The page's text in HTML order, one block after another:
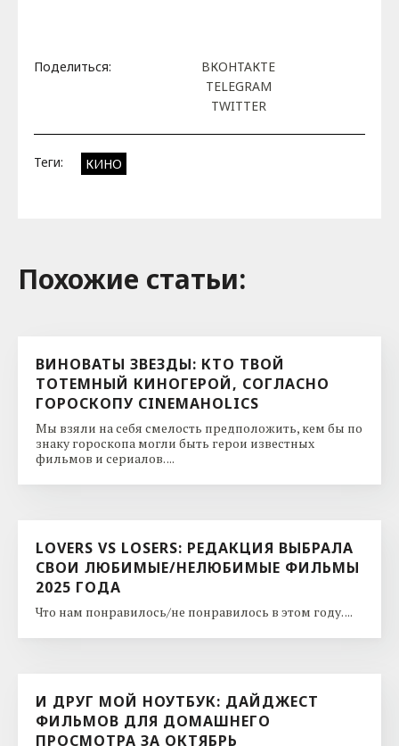
Поделиться:
ВКОНТАКТЕ
TELEGRAM
TWITTER
Теги: КИНО
Похожие cтатьи:
ВИНОВАТЫ ЗВЕЗДЫ: КТО ТВОЙ
ТОТЕМНЫЙ КИНОГЕРОЙ, СОГЛАСНО
ГОРОСКОПУ CINEMAHOLICS
Мы взяли на себя смелость предположить, кем бы по
знаку гороскопа могли быть герои известных
фильмов и сериалов. ...
LOVERS VS LOSERS: РЕДАКЦИЯ ВЫБРАЛА
СВОИ ЛЮБИМЫЕ/НЕЛЮБИМЫЕ ФИЛЬМЫ
2025 ГОДА
Что нам понравилось/не понравилось в этом году. ...
И ДРУГ МОЙ НОУТБУК: ДАЙДЖЕСТ
ФИЛЬМОВ ДЛЯ ДОМАШНЕГО
ПРОСМОТРА ЗА ОКТЯБРЬ